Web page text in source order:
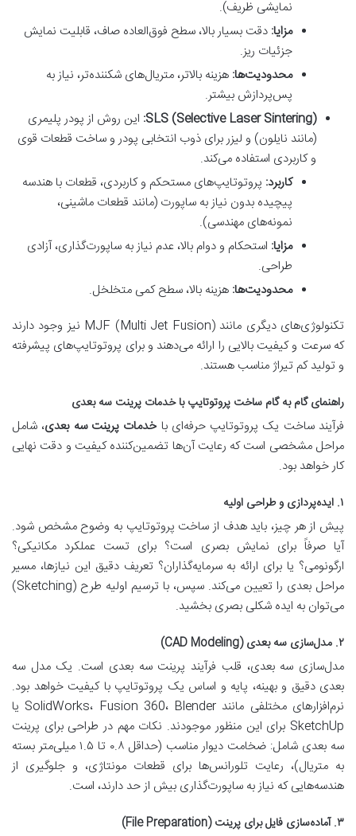
نمایشی ظریف).
مزایا: دقت بسیار بالا، سطح فوق‌العاده صاف، قابلیت نمایش
جزئیات ریز.
محدودیت‌ها: هزینه بالاتر، متریال‌های شکننده‌تر، نیاز به
پس‌پردازش بیشتر.
SLS (Selective Laser Sintering): این روش از پودر پلیمری
(مانند نایلون) و لیزر برای ذوب انتخابی پودر و ساخت قطعات قوی
و کاربردی استفاده می‌کند.
کاربرد: پروتوتایپ‌های مستحکم و کاربردی، قطعات با هندسه
پیچیده بدون نیاز به ساپورت (مانند قطعات ماشینی،
نمونه‌های مهندسی).
مزایا: استحکام و دوام بالا، عدم نیاز به ساپورت‌گذاری، آزادی
طراحی.
محدودیت‌ها: هزینه بالا، سطح کمی متخلخل.
تکنولوژی‌های دیگری مانند MJF (Multi Jet Fusion) نیز وجود دارند
که سرعت و کیفیت بالایی را ارائه می‌دهند و برای پروتوتایپ‌های پیشرفته
و تولید کم تیراژ مناسب هستند.
راهنمای گام به گام ساخت پروتوتایپ با خدمات پرینت سه بعدی
فرآیند ساخت یک پروتوتایپ حرفه‌ای با خدمات پرینت سه بعدی، شامل
مراحل مشخصی است که رعایت آن‌ها تضمین‌کننده کیفیت و دقت نهایی
کار خواهد بود.
۱. ایده‌پردازی و طراحی اولیه
پیش از هر چیز، باید هدف از ساخت پروتوتایپ به وضوح مشخص شود.
آیا صرفاً برای نمایش بصری است؟ برای تست عملکرد مکانیکی؟
ارگونومی؟ یا برای ارائه به سرمایه‌گذاران؟ تعریف دقیق این نیازها، مسیر
مراحل بعدی را تعیین می‌کند. سپس، با ترسیم اولیه طرح (Sketching)
می‌توان به ایده شکلی بصری بخشید.
۲. مدل‌سازی سه بعدی (CAD Modeling)
مدل‌سازی سه بعدی، قلب فرآیند پرینت سه بعدی است. یک مدل سه
بعدی دقیق و بهینه، پایه و اساس یک پروتوتایپ با کیفیت خواهد بود.
نرم‌افزارهای مختلفی مانند SolidWorks، Fusion 360، Blender یا
SketchUp برای این منظور موجودند. نکات مهم در طراحی برای پرینت
سه بعدی شامل: ضخامت دیوار مناسب (حداقل ۰.۸ تا ۱.۵ میلی‌متر بسته
به متریال)، رعایت تلورانس‌ها برای قطعات مونتاژی، و جلوگیری از
هندسه‌هایی که نیاز به ساپورت‌گذاری بیش از حد دارند، است.
۳. آماده‌سازی فایل برای پرینت (File Preparation)